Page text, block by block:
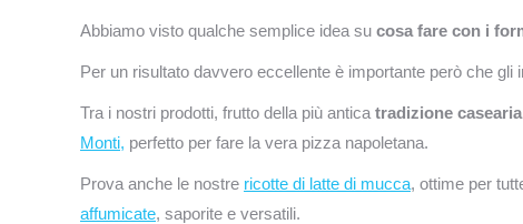
Abbiamo visto qualche semplice idea su cosa fare con i
Per un risultato davvero eccellente è importante però che
Tra i nostri prodotti, frutto della più antica tradizione
Monti, perfetto per fare la vera pizza napoletana.
Prova anche le nostre ricotte di latte di mucca, ottime per
affumicate, saporite e versatili.